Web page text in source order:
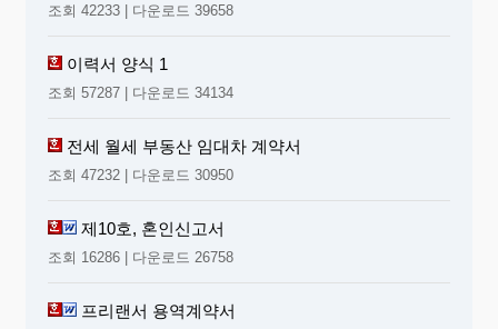
조회 42233 | 다운로드 39658
이력서 양식 1
조회 57287 | 다운로드 34134
전세 월세 부동산 임대차 계약서
조회 47232 | 다운로드 30950
제10호, 혼인신고서
조회 16286 | 다운로드 26758
프리랜서 용역계약서